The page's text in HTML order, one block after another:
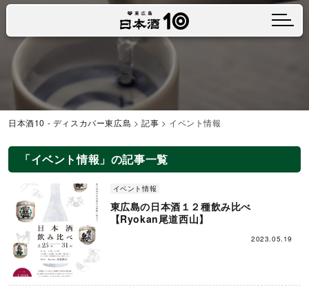
メニュ
日本酒10 - ディスカバー東広島 >記事 > イベント情報
「イベント情報」の記事一覧
イベント情報
東広島の日本酒１２種飲み比べ
【Ryokan尾道西山】
2023.05.19